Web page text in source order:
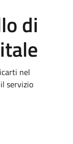
di
nel
servizio